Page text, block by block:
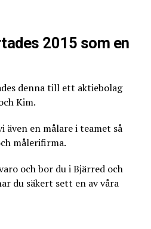
0
CRY CUTE
utan en stämpel
är signerat via BankID.
giltigt?
utfärdat på ett korrekt
juni 2020 undertecknas
i rutan för
person som gjort
är korrekt så
2015 som en
denna till ett aktiebolag
Kim.
även en målare i teamet så
målerifirma.
och bor du i Bjärred och
du säkert sett en av våra